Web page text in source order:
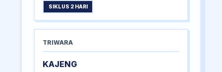
SIKLUS 2 HARI
TRIWARA
KAJENG